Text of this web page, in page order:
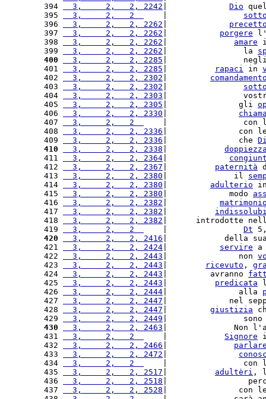
394
  3,     2,   2, 2242
Dio
395
  3,     2,   2
396
  3,     2,   2, 2262
397
  3,     2,   2, 2262
porgere
398
  3,     2,   2, 2262
amare
399
  3,     2,   2, 2262
|                la
400
  3,     2,   2, 2285
|                negli
401
  3,     2,   2, 2285
rapaci in
402
  3,     2,   2, 2302
403
  3,     2,   2, 2302
404
  3,     2,   2, 2303
|
405
  3,     2,   2, 2305
|               gli
406
  3,     2,   2, 2330
407
  3,     2,   2
|                con
408
  3,     2,   2, 2336
|               con
409
  3,     2,   2, 2336
|               che
410
  3,     2,   2, 2338
411
  3,     2,   2, 2364
412
  3,     2,   2, 2367
paternità
413
  3,     2,   2, 2380
|              il
414
  3,     2,   2, 2380
adulterio
415
  3,     2,   2, 2380
|             modo
416
  3,     2,   2, 2382
417
  3,     2,   2, 2382
418
  3,     2,   2, 2382
|      introdotte
419
  3,     2,   2
Dt
420
  3,     2,   2, 2416
|            della sua
421
  3,     2,   2, 2424
servire
422
  3,     2,   2, 2443
|               non
423
  3,     2,   2, 2443
ricevuto ,
424
  3,     2,   2, 2443
|         avranno
425
  3,     2,   2, 2443
predicata
426
  3,     2,   2, 2444
|               alla
427
  3,     2,   2, 2447
|             nel
428
  3,     2,   2, 2447
giustizia
429
  3,     2,   2, 2449
|                sono
430
  3,     2,   2, 2463
|              Non
431
  3,     2,   2
Signore
432
  3,     2,   2, 2466
433
  3,     2,   2, 2472
434
  3,     2,   2
|                con
435
  3,     2,   2, 2517
adultèri ,
436
  3,     2,   2, 2518
|
437
  3,     2,   2, 2528
|               con